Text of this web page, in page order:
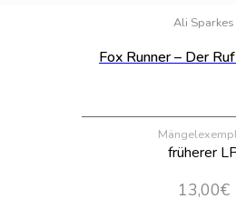
Ali Sparkes
Fox Runner – Der
früherer
13,00€